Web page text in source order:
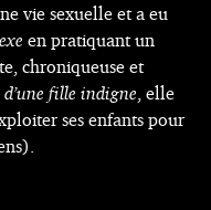
vie sexuelle et a eu
en pratiquant un
chroniqueuse et
fille indigne , elle
ses enfants pour